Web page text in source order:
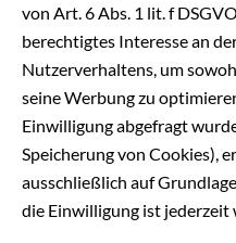
von Art. 6 Abs. 1 lit. f
berechtigtes Interesse an
Nutzerverhaltens, um
seine Werbung zu
Einwilligung abgefragt
Speicherung von Cookies),
ausschließlich auf
die Einwilligung ist jederzeit